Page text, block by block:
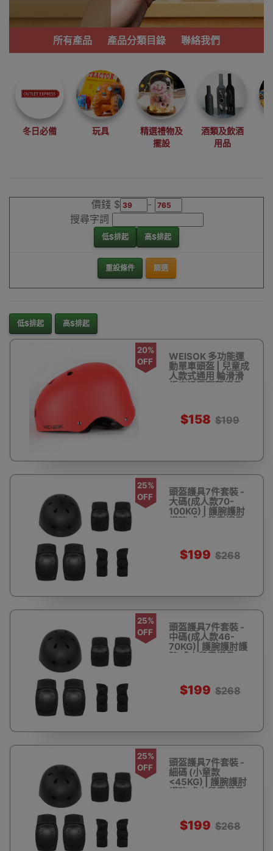
功能齊備的產
品。
我們每月會固定
尋找最更新、最
潮、有特色而且
優惠的優質產
品，從用家的角
度為你帶來你的
最好選擇。
所有產品 產品分類目錄 聯絡我們
冬日必備 玩具
精選禮物及
擺設
酒類及飲酒
用品
價錢 $
-
搜尋字詞
低$排起 高$排起
重設條件 篩選
低$排起 高$排起
20%
OFF
WEISOK 多功能運
動單車頭盔 | 兒童成
人款式通用 輪滑滑
板車滑雪頭盔護具 -
$158 $199
25%
OFF
頭盔護具7件套裝 -
大碼(成人款70-
100KG) | 護腕護肘
護膝 成人兒童護具
$199 $268
25%
OFF
頭盔護具7件套裝 -
中碼(成人款46-
70KG)| 護腕護肘護
膝 成人兒童護具
$199 $268
25%
OFF
頭盔護具7件套裝 -
細碼 (小童款
<45KG) | 護腕護肘
護膝 成人兒童護具
$199 $268